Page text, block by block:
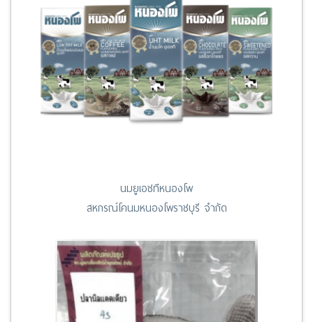
นมยูเอชทีหนองโพ
สหกรณ์โคนมหนองโพราชบุรี จำกัด